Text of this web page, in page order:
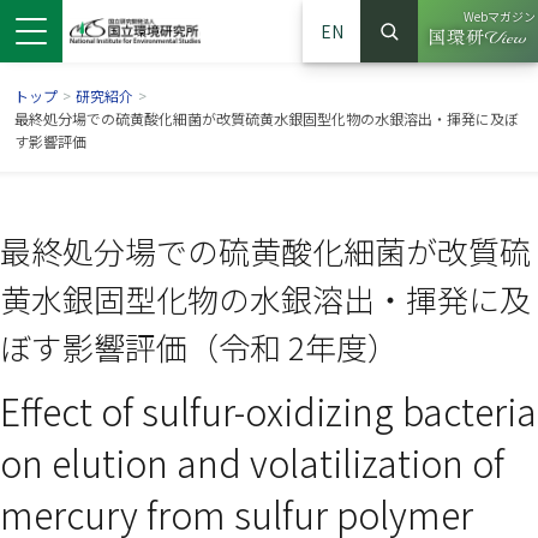
ドウで開きます）
ンドウで開きます）
ウインドウで開きます）
EN
サイト内検索
検索
Webマガジン
（別ウイ
トップ > 研究紹介 >
最終処分場での硫黄酸化細菌が改質硫黄水銀固型化物の水銀溶出・揮発に及ぼ
す影響評価
最終処分場での硫黄酸化細菌が改質硫
黄水銀固型化物の水銀溶出・揮発に及
ぼす影響評価（令和 2年度）
Effect of sulfur-oxidizing bacteria
on elution and volatilization of
mercury from sulfur polymer